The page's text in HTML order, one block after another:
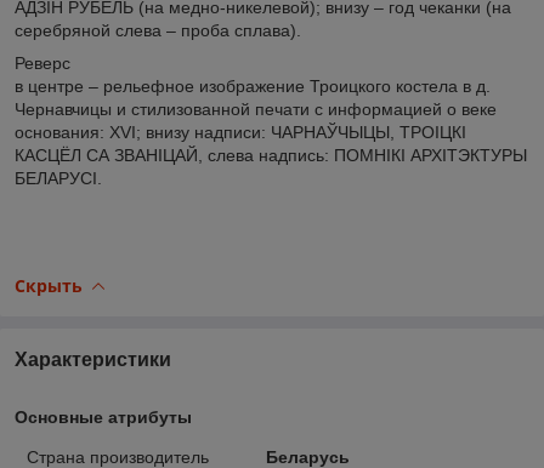
АДЗІН РУБЕЛЬ (на медно-никелевой); внизу – год чеканки (на
серебряной слева – проба сплава).
Реверс
в центре – рельефное изображение Троицкого костела в д.
Чернавчицы и стилизованной печати с информацией о веке
основания: ХVI; внизу надписи: ЧАРНАЎЧЫЦЫ, ТРОІЦКІ
КАСЦЁЛ СА ЗВАНІЦАЙ, слева надпись: ПОМНІКІ АРХІТЭКТУРЫ
БЕЛАРУСІ.
Скрыть
Характеристики
Основные атрибуты
Страна производитель Беларусь